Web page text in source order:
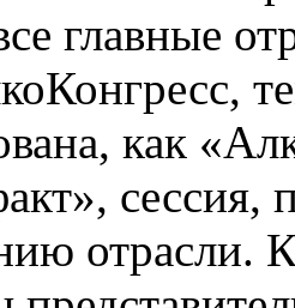
главные
как
сессия,
отрасли.